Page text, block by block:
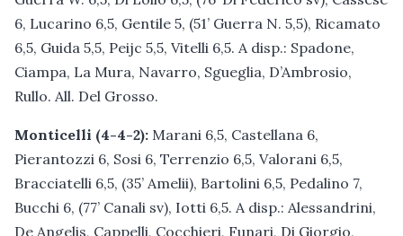
6, Lucarino 6,5, Gentile 5, (51’ Guerra N. 5,5), Ricamato
6,5, Guida 5,5, Peijc 5,5, Vitelli 6,5. A disp.: Spadone,
Ciampa, La Mura, Navarro, Sgueglia, D’Ambrosio,
Rullo. All. Del Grosso.
Monticelli (4-4-2): Marani 6,5, Castellana 6,
Pierantozzi 6, Sosi 6, Terrenzio 6,5, Valorani 6,5,
Bracciatelli 6,5, (35’ Amelii), Bartolini 6,5, Pedalino 7,
Bucchi 6, (77’ Canali sv), Iotti 6,5. A disp.: Alessandrini,
De Angelis, Cappelli, Cocchieri, Funari, Di Giorgio,